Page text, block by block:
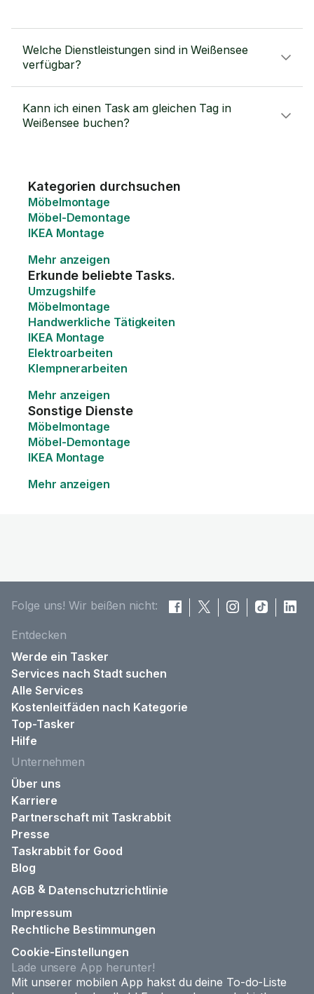
Welche Dienstleistungen sind in Weißensee
verfügbar?
Kann ich einen Task am gleichen Tag in
Weißensee buchen?
Kategorien durchsuchen
Möbelmontage
Möbel-Demontage
IKEA Montage
Mehr anzeigen
Erkunde beliebte Tasks.
Umzugshilfe
Möbelmontage
Handwerkliche Tätigkeiten
IKEA Montage
Elektroarbeiten
Klempnerarbeiten
Mehr anzeigen
Sonstige Dienste
Möbelmontage
Möbel-Demontage
IKEA Montage
Mehr anzeigen
Folge uns! Wir beißen nicht:
Entdecken
Werde ein Tasker
Services nach Stadt suchen
Alle Services
Kostenleitfäden nach Kategorie
Top-Tasker
Hilfe
Unternehmen
Über uns
Karriere
Partnerschaft mit Taskrabbit
Presse
Taskrabbit for Good
Blog
AGB & Datenschutzrichtlinie
Impressum
Rechtliche Bestimmungen
Cookie-Einstellungen
Lade unsere App herunter!
Mit unserer mobilen App hakst du deine To-do-Liste